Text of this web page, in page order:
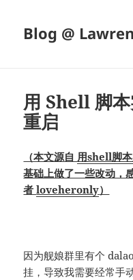
Blog @
用 Shell 脚
重启
（本文源自 用shell脚
基础上做了一些改动，
者loveheronly）
因为舰娘群里有个
挂，导致我需要经常手